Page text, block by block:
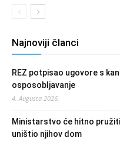
Najnoviji članci
REZ potpisao ugovore s
osposobljavanje
4. Augusta 2026.
Ministarstvo će hitno
uništio njihov dom